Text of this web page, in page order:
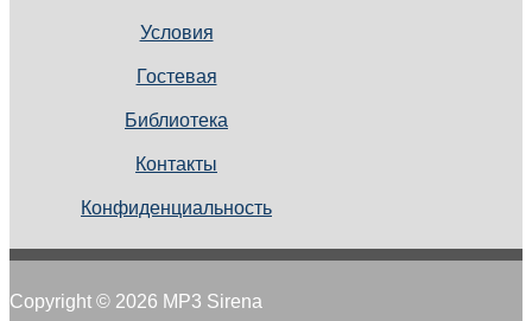
Условия
Гостевая
Библиотека
Контакты
Конфиденциальность
Copyright © 2026 MP3 Sirena